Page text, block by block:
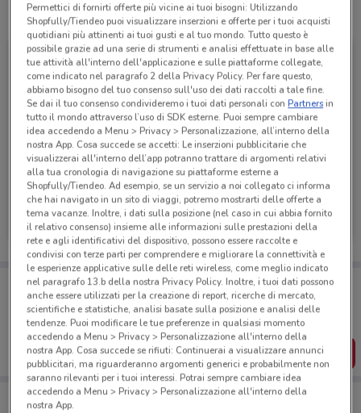
Tutte le promozioni di questo negozio
Europ Assistance
Scade il 31/12
Porta DoveConviene sempre con te!
Puoi trovare le migliori offerte dei negozi vicino a te,
salvarle e creare la tua lista del risparmio, comodamente
dal tuo cellulare.
SCARICA L’APP
Permettici di fornirti offerte più vicine ai tuoi bisogni: Utilizzando
Shopfully/Tiendeo puoi visualizzare inserzioni e offerte per i tuoi acquisti
quotidiani più attinenti ai tuoi gusti e al tuo mondo. Tutto questo è
possibile grazie ad una serie di strumenti e analisi effettuate in base alle
tue attività all'interno dell'applicazione e sulle piattaforme collegate,
come indicato nel paragrafo 2 della Privacy Policy. Per fare questo,
abbiamo bisogno del tuo consenso sull'uso dei dati raccolti a tale fine.
Se dai il tuo consenso condivideremo i tuoi dati personali conPartnersin
tutto il mondo attraverso l’uso di SDK esterne. Puoi sempre cambiare
idea accedendo a Menu > Privacy > Personalizzazione, all’interno della
nostra App. Cosa succede se accetti: Le inserzioni pubblicitarie che
visualizzerai all'interno dell’app potranno trattare di argomenti relativi
alla tua cronologia di navigazione su piattaforme esterne a
Shopfully/Tiendeo. Ad esempio, se un servizio a noi collegato ci informa
che hai navigato in un sito di viaggi, potremo mostrarti delle offerte a
tema vacanze. Inoltre, i dati sulla posizione (nel caso in cui abbia fornito
il relativo consenso) insieme alle informazioni sulle prestazioni della
rete e agli identificativi del dispositivo, possono essere raccolte e
condivisi con terze parti per comprendere e migliorare la connettività e
le esperienze applicative sulle delle reti wireless, come meglio indicato
nel paragrafo 13.b della nostra Privacy Policy. Inoltre, i tuoi dati possono
anche essere utilizzati per la creazione di report, ricerche di mercato,
scientifiche e statistiche, analisi basate sulla posizione e analisi delle
tendenze. Puoi modificare le tue preferenze in qualsiasi momento
accedendo a Menu > Privacy > Personalizzazione all'interno della
nostra App. Cosa succede se rifiuti: Continuerai a visualizzare annunci
pubblicitari, ma riguarderanno argomenti generici e probabilmente non
saranno rilevanti per i tuoi interessi. Potrai sempre cambiare idea
accedendo a Menu > Privacy > Personalizzazione all'interno della
nostra App.